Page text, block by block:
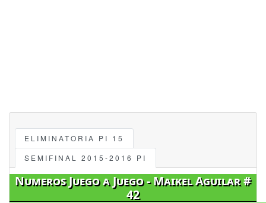
ELIMINATORIA PI 15
SEMIFINAL 2015-2016 PI
Numeros Juego a Juego - Maikel Aguilar #
42